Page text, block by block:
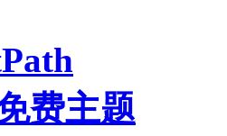
费主题